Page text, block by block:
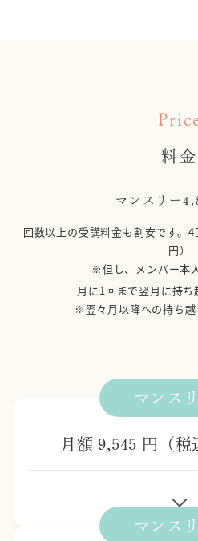
Price
料金
マンスリー
回数以上の受講料金も割安です。
円）
※但し、メンバー本
月に1回まで翌月に持ち
※翌々月以降への持ち越
マンス
月額 9,545 円（税
ひとつきに4回以上受講し
マンス